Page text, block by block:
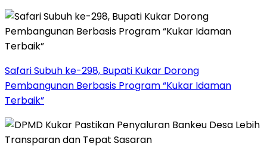
Safari Subuh ke-298, Bupati Kukar Dorong
Pembangunan Berbasis Program “Kukar Idaman
Terbaik”